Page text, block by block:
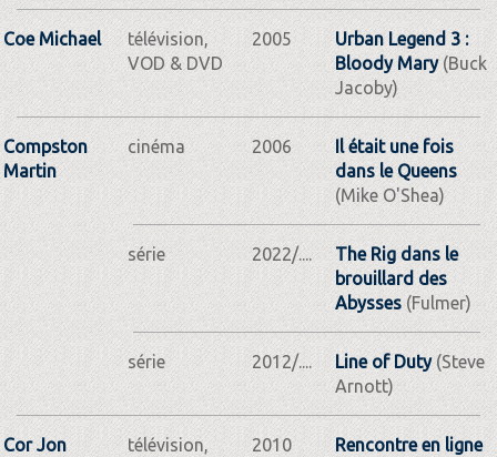
Coe Michael
télévision,
VOD & DVD
2005
Urban Legend 3 :
Bloody Mary(Buck
Jacoby)
Compston
Martin
cinéma 2006
Il était une fois
dans le Queens
(Mike O'Shea)
série 2022/....
The Rig dans le
brouillard des
Abysses(Fulmer)
série 2012/.... Line of Duty(Steve
Arnott)
Cor Jon
télévision,
2010
Rencontre en ligne